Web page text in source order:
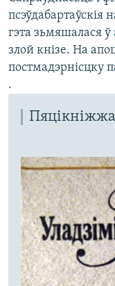
псэўдабартаўскія
гэта зьмяшалася
злой кнізе. На
постмадэрнісцку
.